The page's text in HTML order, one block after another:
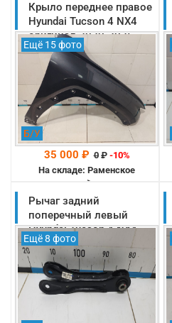
Крыло переднее правое
Hyundai Tucson 4 NX4
оригинал 2020-2025
(66321N9000)
Ещё 15 фото
Б/У
35 000 ₽ 0₽ -10%
На складе: Раменское
-->
Рычаг задний
поперечный левый
Hyundai Tucson 4 NX4
оригинал 2020-2025
(55250N9050)
Ещё 8 фото